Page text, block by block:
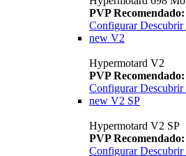
PVP Recomendado:
Configurar Descubrir
new V2
Hypermotard V2
PVP Recomendado:
Configurar Descubrir
new V2 SP
Hypermotard V2 SP
PVP Recomendado:
Configurar Descubrir